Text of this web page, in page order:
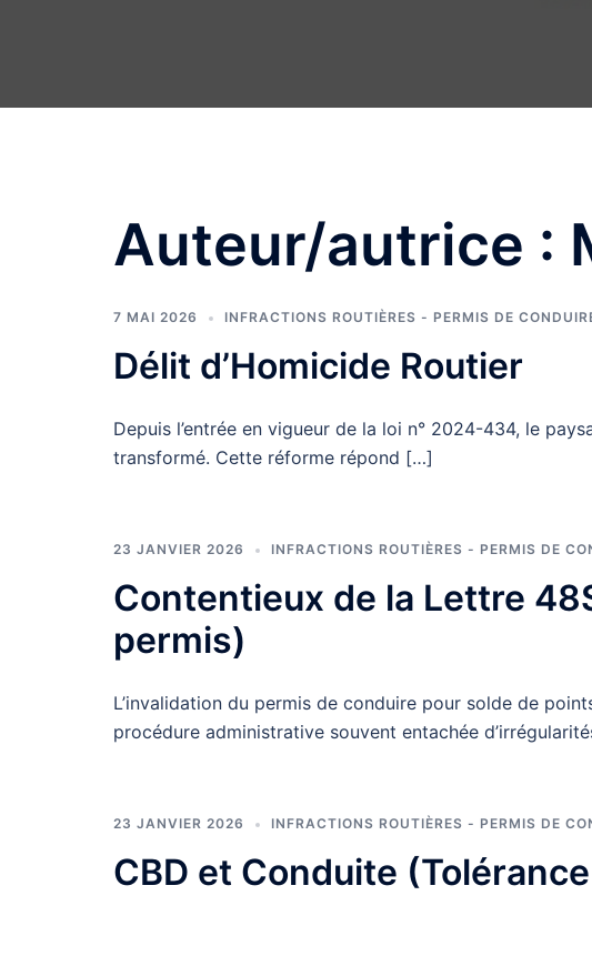
Auteur/autrice :
7 MAI 2026 INFRACTIONS ROUTIÈRES - PERMIS DE
Délit d’Homicide Routier
Depuis l’entrée en vigueur de la loi n° 2024-434, le
transformé. Cette réforme répond […]
23 JANVIER 2026 INFRACTIONS ROUTIÈRES - PERMIS DE
Contentieux de la Lettre
permis)
L’invalidation du permis de conduire pour solde de
procédure administrative souvent entachée
23 JANVIER 2026 INFRACTIONS ROUTIÈRES - PERMIS DE
CBD et Conduite